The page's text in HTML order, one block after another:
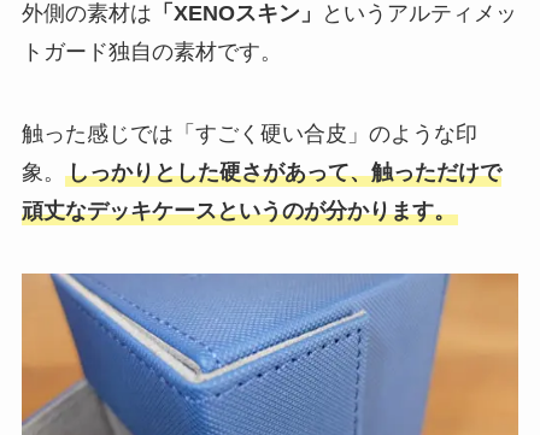
外側の素材は 「XENOスキン」
というアルティメッ
トガード独自の素材です。
触った感じでは「すごく硬い合皮」のような印
象。 しっかりとした硬さがあって、触っただけで
頑丈なデッキケースというのが分かります。